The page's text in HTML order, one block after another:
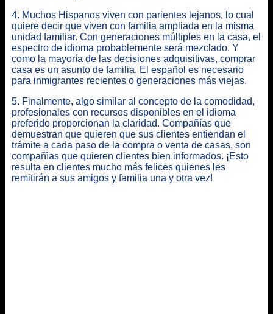
4. Muchos Hispanos viven con parientes lejanos, lo cual
quiere decir que viven con familia ampliada en la misma
unidad familiar. Con generaciones múltiples en la casa, el
espectro de idioma probablemente será mezclado. Y
como la mayoría de las decisiones adquisitivas, comprar
casa es un asunto de familia. El español es necesario
para inmigrantes recientes o generaciones más viejas.
5. Finalmente, algo similar al concepto de la comodidad,
profesionales con recursos disponibles en el idioma
preferido proporcionan la claridad. Compañías que
demuestran que quieren que sus clientes entiendan el
trámite a cada paso de la compra o venta de casas, son
compañĩas que quieren clientes bien informados. ¡Esto
resulta en clientes mucho más felices quienes les
remitirán a sus amigos y familia una y otra vez!